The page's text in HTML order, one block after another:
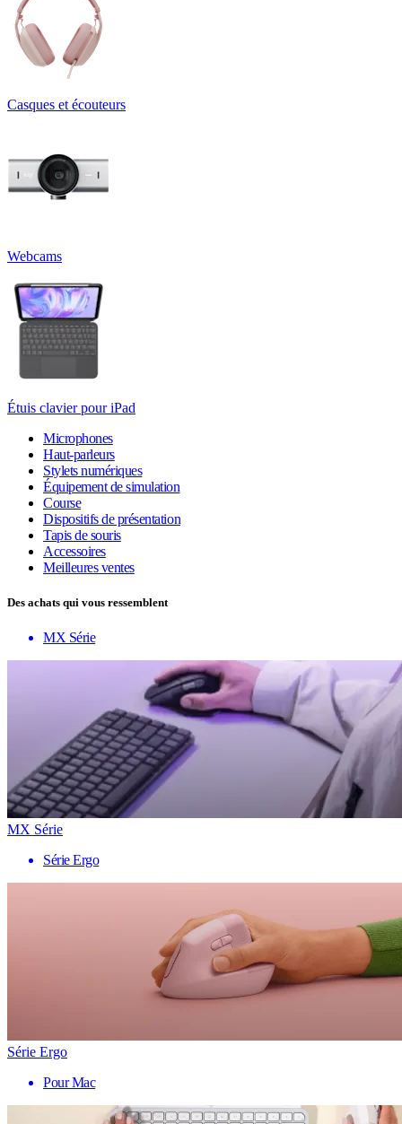
Casques et écouteurs
Webcams
Étuis clavier pour iPad
Microphones
Haut-parleurs
Stylets numériques
Équipement de simulation
Course
Dispositifs de présentation
Tapis de souris
Accessoires
Meilleures ventes
Des achats qui vous ressemblent
MX Série
MX Série
Série Ergo
Série Ergo
Pour Mac